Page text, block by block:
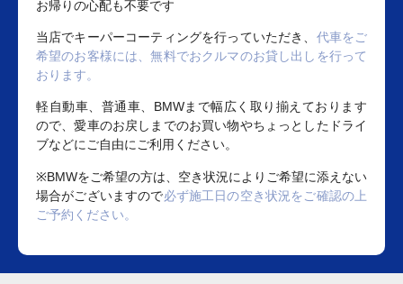
お帰りの心配も不要です
当店でキーパーコーティングを行っていただき、 代車をご
希望のお客様には、無料でおクルマのお貸し出しを行って
おります。
軽自動車、普通車、BMWまで幅広く取り揃えております
ので、愛車のお戻しまでのお買い物やちょっとしたドライ
ブなどにご自由にご利用ください。
※BMWをご希望の方は、空き状況によりご希望に添えない
場合がございますので必ず施工日の空き状況をご確認の上
ご予約ください。